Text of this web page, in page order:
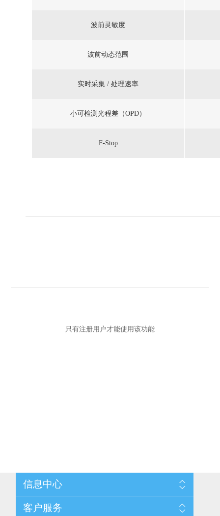
波前灵敏度
波前动态范围
实时采集 / 处理速率
小可检测光程差（OPD）
F-Stop
只有注册用户才能使用该功能
信息中心
网站地图
配送与退换政策
客户服务